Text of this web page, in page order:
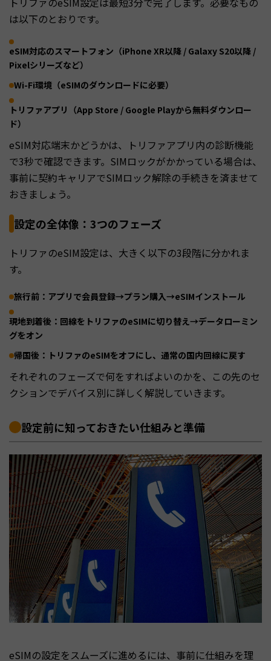
は以下のとおりです。
eSIM対応のスマートフォン（iPhone XR以降 / Galaxy S20以降 /
Pixelシリーズなど）
Wi-Fi環境（eSIMのダウンロードに必要）
トリファアプリ（App Store / Google Playから無料ダウンロー
ド）
eSIM対応端末かどうかは、トリファアプリ内の診断機能
で3秒で確認できます。SIMロックがかかっている場合は、
事前に契約キャリアでSIMロック解除の手続きを済ませて
おきましょう。
設定の全体像：3つのフェーズ
トリファのeSIM設定は、大きく以下の3段階に分かれま
す。
旅行前：アプリで会員登録→プラン購入→eSIMインストール
現地到着後：回線をトリファのeSIMに切り替え→データローミン
グをオン
帰国後：トリファのeSIMをオフにし、通常の国内回線に戻す
それぞれのフェーズで何をすればよいのかを、この先のセ
クションでデバイス別に詳しく解説していきます。
設定前に知っておきたい仕組みと準備
eSIMの設定をスムーズに進めるには、事前に仕組みを理